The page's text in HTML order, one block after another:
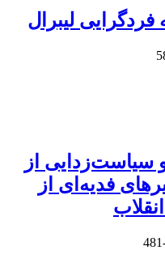
فردگرایی لیبرال
سیاست‌زدایی از
فدیه‌ای از